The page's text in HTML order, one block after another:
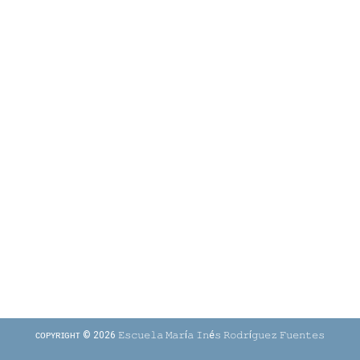
ᴄᴏᴘʏʀɪɢʜᴛ © 2026 𝙴𝚜𝚌𝚞𝚎𝚕𝚊 𝙼𝚊𝚛í𝚊 𝙸𝚗é𝚜 𝚁𝚘𝚍𝚛í𝚐𝚞𝚎𝚣 𝙵𝚞𝚎𝚗𝚝𝚎𝚜